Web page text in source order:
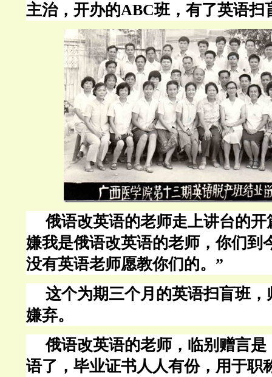
主治，开办的ABC班，有了英语扫
俄语改英语的老师走上讲台的开
嫌我是俄语改英语的老师，你们到
没有英语老师愿教你们的。”
这个为期三个月的英语扫盲班
嫌弃。
俄语改英语的老师，临别赠言是
语了，毕业证书人人有份，用于职